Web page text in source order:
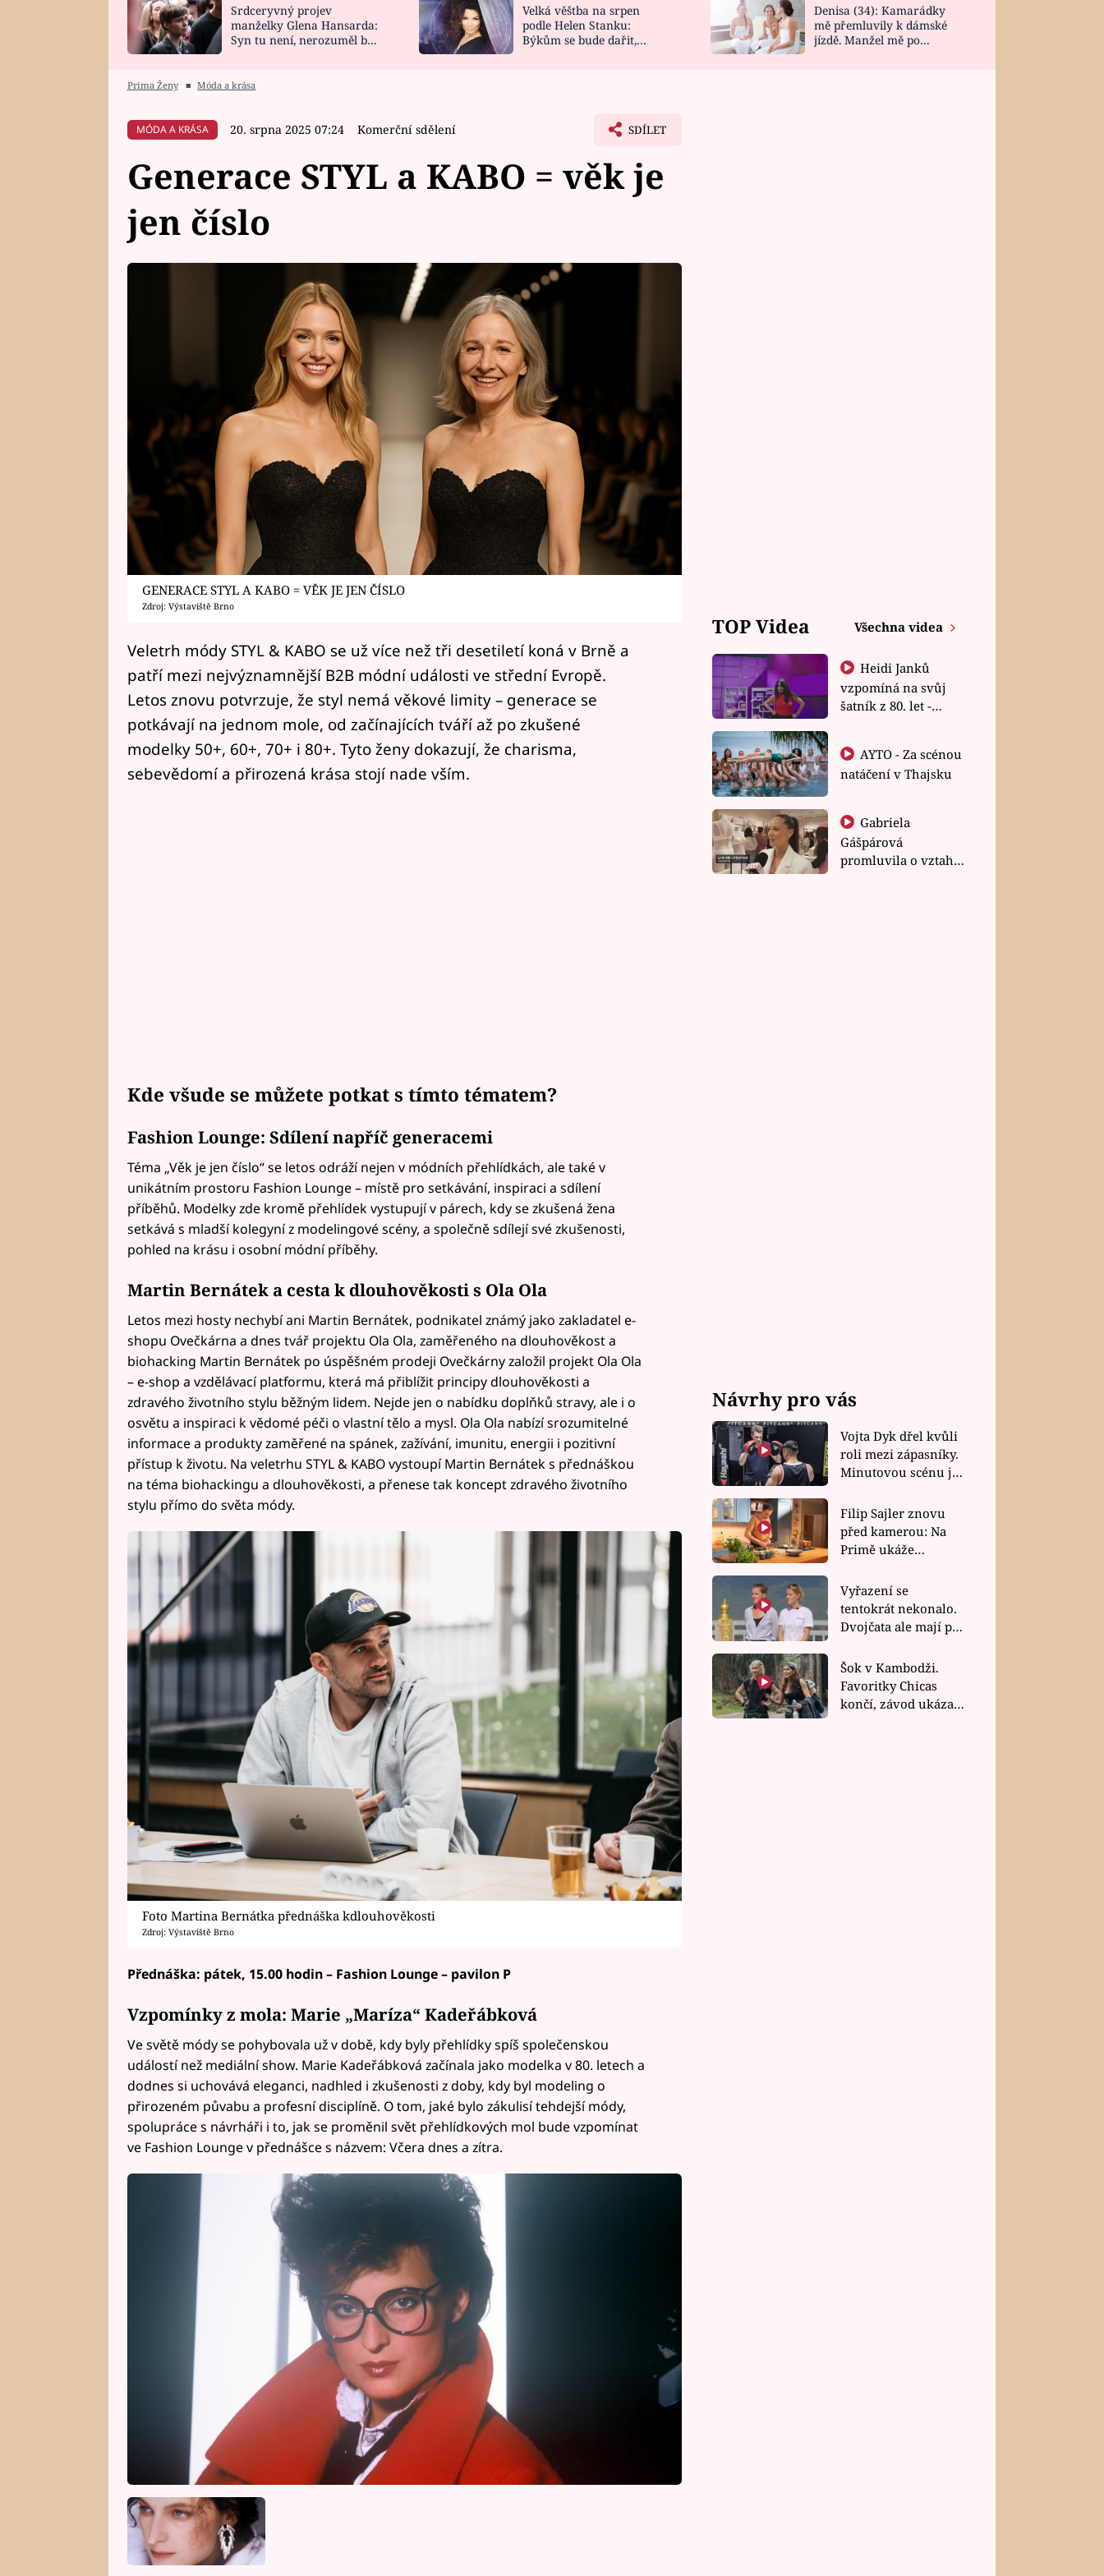
HOROSKOP NA
CELEBRITY
VAŘENÍ
NOVINKY
VIDEORECEPTY
DESIGN
Srdceryvný projev
manželky Glena Hansarda:
Syn tu není, nerozuměl by
Velká věštba na srpen
podle Helen Stanku:
Býkům se bude dařit,
Denisa (34): Kamarádky
mě přemluvily k dámské
jízdě. Manžel mě po
Prima Ženy ■ Móda a krása
MÓDA A KRÁSA 20. srpna 2025 07:24 Komerční sdělení SDÍLET
Generace STYL a KABO = věk je
jen číslo
GENERACE STYL A KABO = VĚK JE JEN ČÍSLO
Zdroj: Výstaviště Brno
Veletrh módy STYL & KABO se už více než tři desetiletí koná v Brně a
patří mezi nejvýznamnější B2B módní události ve střední Evropě.
Letos znovu potvrzuje, že styl nemá věkové limity – generace se
potkávají na jednom mole, od začínajících tváří až po zkušené
modelky 50+, 60+, 70+ i 80+. Tyto ženy dokazují, že charisma,
sebevědomí a přirozená krása stojí nade vším.
Kde všude se můžete potkat s tímto tématem?
Fashion Lounge: Sdílení napříč generacemi
Téma „Věk je jen číslo“ se letos odráží nejen v módních přehlídkách, ale také v
unikátním prostoru Fashion Lounge – místě pro setkávání, inspiraci a sdílení
příběhů. Modelky zde kromě přehlídek vystupují v párech, kdy se zkušená žena
setkává s mladší kolegyní z modelingové scény, a společně sdílejí své zkušenosti,
pohled na krásu i osobní módní příběhy.
Martin Bernátek a cesta k dlouhověkosti s Ola Ola
Letos mezi hosty nechybí ani Martin Bernátek, podnikatel známý jako zakladatel e-
shopu Ovečkárna a dnes tvář projektu Ola Ola, zaměřeného na dlouhověkost a
biohacking Martin Bernátek po úspěšném prodeji Ovečkárny založil projekt Ola Ola
– e-shop a vzdělávací platformu, která má přiblížit principy dlouhověkosti a
zdravého životního stylu běžným lidem. Nejde jen o nabídku doplňků stravy, ale i o
osvětu a inspiraci k vědomé péči o vlastní tělo a mysl. Ola Ola nabízí srozumitelné
informace a produkty zaměřené na spánek, zažívání, imunitu, energii i pozitivní
přístup k životu. Na veletrhu STYL & KABO vystoupí Martin Bernátek s přednáškou
na téma biohackingu a dlouhověkosti, a přenese tak koncept zdravého životního
stylu přímo do světa módy.
Foto Martina Bernátka přednáška kdlouhověkosti
Zdroj: Výstaviště Brno
Přednáška: pátek, 15.00 hodin – Fashion Lounge – pavilon P
Vzpomínky z mola: Marie „Maríza“ Kadeřábková
Ve světě módy se pohybovala už v době, kdy byly přehlídky spíš společenskou
událostí než mediální show. Marie Kadeřábková začínala jako modelka v 80. letech a
dodnes si uchovává eleganci, nadhled i zkušenosti z doby, kdy byl modeling o
přirozeném půvabu a profesní disciplíně. O tom, jaké bylo zákulisí tehdejší módy,
spolupráce s návrháři i to, jak se proměnil svět přehlídkových mol bude vzpomínat
ve Fashion Lounge v přednášce s názvem: Včera dnes a zítra.
TOP Videa Všechna videa
Heidi Janků
vzpomíná na svůj
šatník z 80. let -
natáčení v Thajsku
Gabriela
Gášpárová
promluvila o vztahu
Návrhy pro vás
Vojta Dyk dřel kvůli
roli mezi zápasníky.
Minutovou scénu jel
Filip Sajler znovu
před kamerou: Na
Primě ukáže
rychlé recepty
Vyřazení se
tentokrát nekonalo.
Dvojčata ale mají po
závodu nůž na krku
Šok v Kambodži.
Favoritky Chicas
končí, závod ukázal